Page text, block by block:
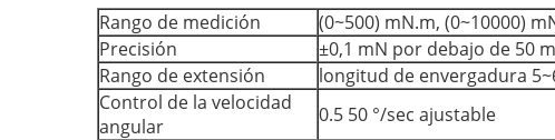
Rango de medición
(0~500) mN.m, (0~10000)
Precisión
±0,1 mN por debajo de 50
Rango de extensión
longitud de envergadura
Control de la velocidad
angular
0.5 50 °/sec ajustable